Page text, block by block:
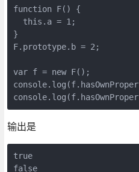
function F() {
  this.a = 1;
}
F.prototype.b = 2;
var f = new F();
输出是
true
false